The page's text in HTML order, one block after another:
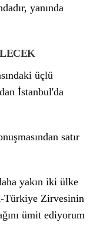
yanında
üçlü
İstanbul'da
satır
yakın iki ülke
Türkiye Zirvesinin
ümit ediyorum